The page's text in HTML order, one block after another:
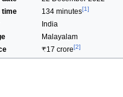
time
134 minutes[1]
India
Malayalam
₹17 crore[2]